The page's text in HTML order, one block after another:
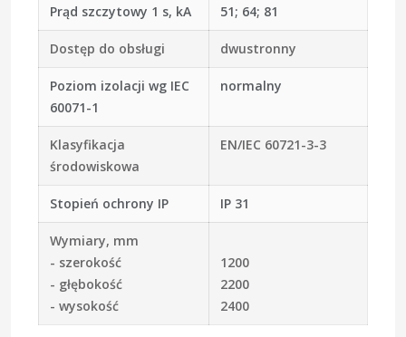
Prąd szczytowy 1 s, kA 51; 64; 81
Dostęp do obsługi dwustronny
Poziom izolacji wg IEC
60071-1
normalny
Klasyfikacja
środowiskowa
EN/IEC 60721-3-3
Stopień ochrony IP IP 31
Wymiary, mm
- szerokość
- głębokość
- wysokość
1200
2200
2400